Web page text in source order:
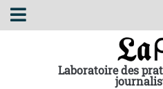
Laboratoire des